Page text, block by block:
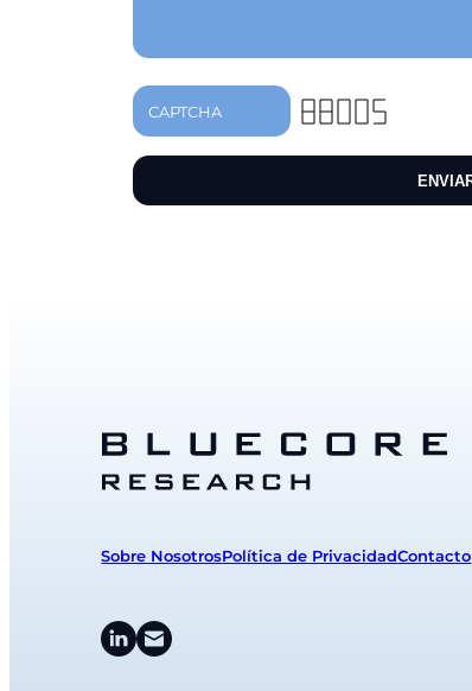
Sobre NosotrosPolítica de PrivacidadContacto